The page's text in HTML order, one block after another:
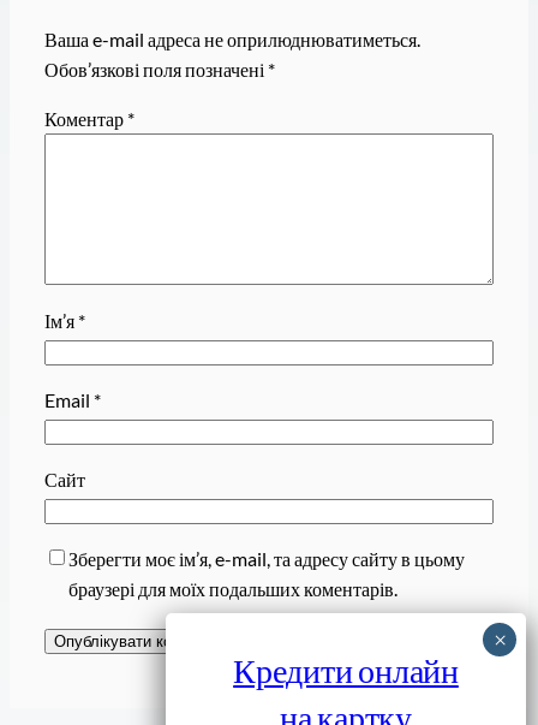
Ваша e-mail адреса не оприлюднюватиметься.
Обов’язкові поля позначені *
Коментар *
Ім’я *
Email *
Сайт
Зберегти моє ім’я, e-mail, та адресу сайту в цьому
браузері для моїх подальших коментарів.
Кредити онлайн
на картку